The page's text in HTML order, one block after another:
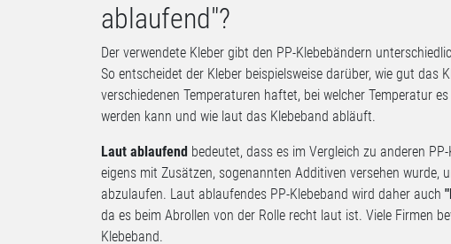
ablaufend"?
Der verwendete Kleber gibt den PP-Klebebändern
So entscheidet der Kleber beispielsweise darüber, wie gut das
verschiedenen Temperaturen haftet, bei welcher Temperatur
werden kann und wie laut das Klebeband abläuft.
Laut ablaufend bedeutet, dass es im Vergleich zu anderen
eigens mit Zusätzen, sogenannten Additiven versehen wurde,
abzulaufen. Laut ablaufendes PP-Klebeband wird daher auch
da es beim Abrollen von der Rolle recht laut ist. Viele Firmen
Klebeband.